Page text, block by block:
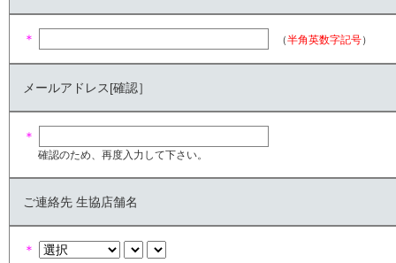
＊ （半角英数字記号）
メールアドレス[確認］
＊
確認のため、再度入力して下さい。
ご連絡先 生協店舗名
＊